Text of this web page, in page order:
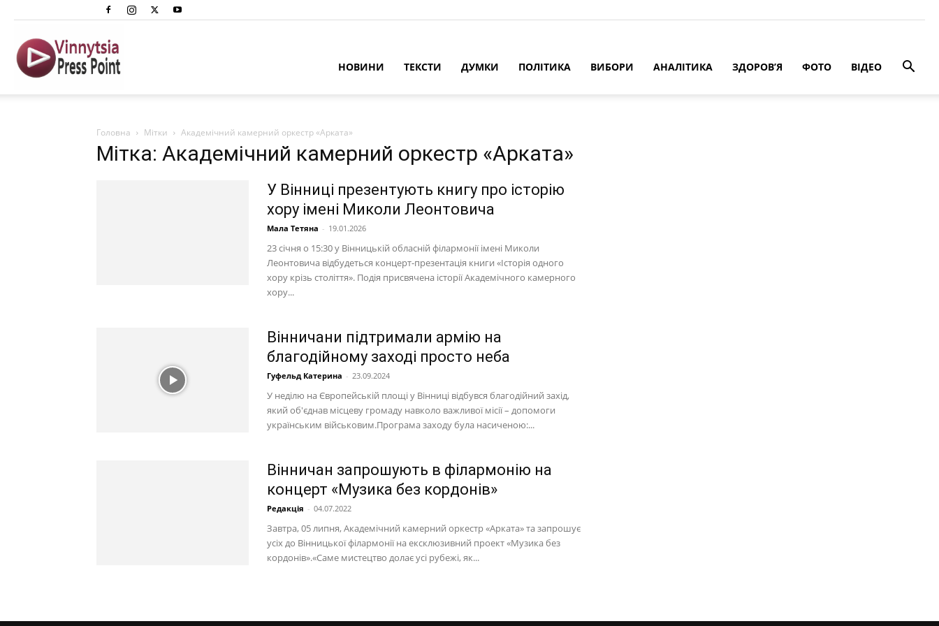
Преспоінт
НОВИНИ ТЕКСТИ ДУМКИ ПОЛІТИКА ВИБОРИ АНАЛІТИКА ЗДОРОВ’Я ФОТО ВІДЕО
Головна Мітки Академічний камерний оркестр «Арката»
Мітка: Академічний камерний оркестр «Арката»
У Вінниці презентують книгу про історію
хору імені Миколи Леонтовича
Мала Тетяна - 19.01.2026
23 січня о 15:30 у Вінницькій обласній філармонії імені Миколи
Леонтовича відбудеться концерт-презентація книги «Історія одного
хору крізь століття». Подія присвячена історії Академічного камерного
хору...
Вінничани підтримали армію на
благодійному заході просто неба
Гуфельд Катерина - 23.09.2024
У неділю на Європейській площі у Вінниці відбувся благодійний захід,
який об'єднав місцеву громаду навколо важливої місії – допомоги
українським військовим.Програма заходу була насиченою:...
Вінничан запрошують в філармонію на
концерт «Музика без кордонів»
Редакція - 04.07.2022
Завтра, 05 липня, Академічний камерний оркестр «Арката» та запрошує
усіх до Вінницької філармонії на ексклюзивний проект «Музика без
кордонів».«Саме мистецтво долає усі рубежі, як...